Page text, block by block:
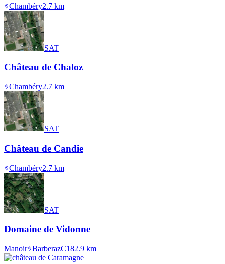
Chambéry2.7 km
SAT
Château de Chaloz
Chambéry2.7 km
SAT
Château de Candie
Chambéry2.7 km
SAT
Domaine de Vidonne
Manoir BarberazC182.9 km